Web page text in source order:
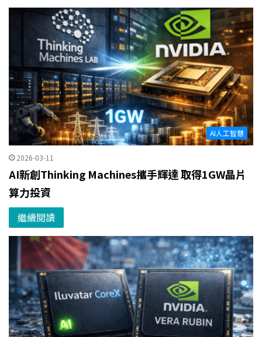
AI人工智慧
2026-03-11
AI新創Thinking Machines攜手輝達 取得1GW晶片
算力投資
繼續閱讀